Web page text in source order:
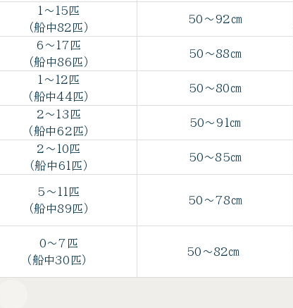
1～15匹
（船中82匹）
50～92㎝
6～17匹
（船中86匹）
50～88㎝
1～12匹
（船中44匹）
50～80㎝
2～13匹
（船中62匹）
50～91㎝
2～10匹
（船中61匹）
50～85㎝
5～11匹
（船中89匹）
50～78㎝
0～7匹
（船中30匹）
50～82㎝